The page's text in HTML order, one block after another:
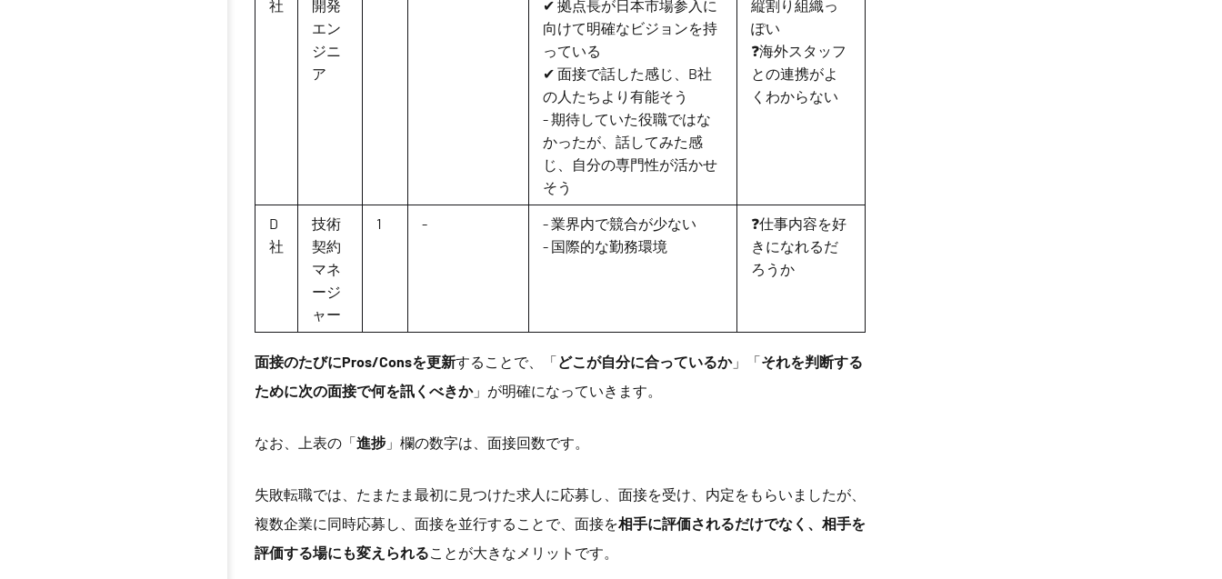
社
開発
エン
ジニ
ア
✔ 拠点長が日本市場参入に
向けて明確なビジョンを持
っている
✔ 面接で話した感じ、B社
の人たちより有能そう
- 期待していた役職ではな
かったが、話してみた感
じ、自分の専門性が活かせ
そう
縦割り組織っ
ぽい
❓️海外スタッフ
との連携がよ
くわからない
D
社
技術
契約
マネ
ージ
ャー
1 -
- 業界内で競合が少ない
- 国際的な勤務環境
❓仕事内容を好
きになれるだ
ろうか
面接のたびにPros/Consを更新することで、「どこが自分に合っているか」「それを判断する
ために次の面接で何を訊くべきか」が明確になっていきます。
なお、上表の「進捗」欄の数字は、面接回数です。
失敗転職では、たまたま最初に見つけた求人に応募し、面接を受け、内定をもらいましたが、
複数企業に同時応募し、面接を並行することで、面接を相手に評価されるだけでなく、相手を
評価する場にも変えられることが大きなメリットです。